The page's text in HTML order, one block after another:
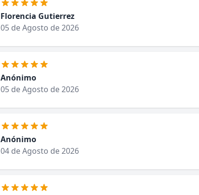
Florencia Gutierrez
05 de Agosto de 2026
Anónimo
05 de Agosto de 2026
Anónimo
04 de Agosto de 2026